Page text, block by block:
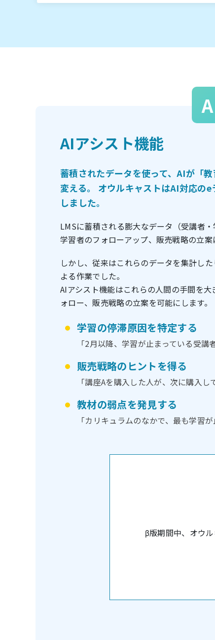
AIアシスト機能
蓄積されたデータを使って、AIが「
変える。 オウルキャストはAI対応の
しました。
LMSに蓄積される膨大なデータ（受講者
学習者のフォローアップ、販売戦略の立案
しかし、従来はこれらのデータを集計し
よる作業でした。
AIアシスト機能はこれらの人間の手間を
ォロー、販売戦略の立案を可能にします。
学習の停滞原因を特定する
「2月以降、学習が止まっている受講
販売戦略のヒントを得る
「講座Aを購入した人が、次に購入し
教材の弱点を発見する
「カリキュラムのなかで、最も学習
β版期間中、オウ